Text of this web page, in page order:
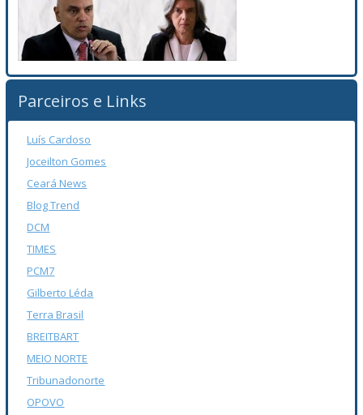
Parceiros e Links
Luís Cardoso
Joceilton Gomes
Ceará News
Blog Trend
DCM
TIMES
PCM7
Gilberto Léda
Terra Brasil
BREITBART
MEIO NORTE
Tribunadonorte
OPOVO